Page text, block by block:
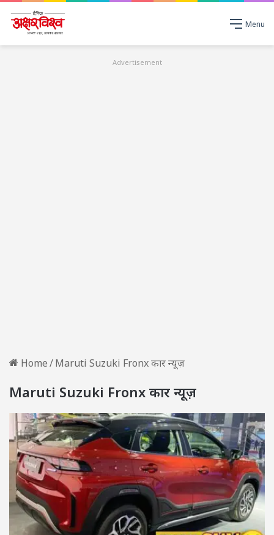
Menu
Advertisement
Home/Maruti Suzuki Fronx कार न्यूज़
Maruti Suzuki Fronx कार न्यूज़